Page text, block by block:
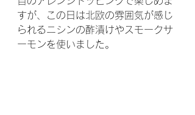
すが、この日は北欧の雰囲気が感じ
られるニシンの酢漬けやスモークサ
ーモンを使いました。